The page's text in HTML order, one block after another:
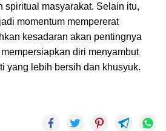
spiritual masyarakat. Selain itu,
momentum mempererat
kesadaran akan pentingnya
diri menyambut
yang lebih bersih dan khusyuk.